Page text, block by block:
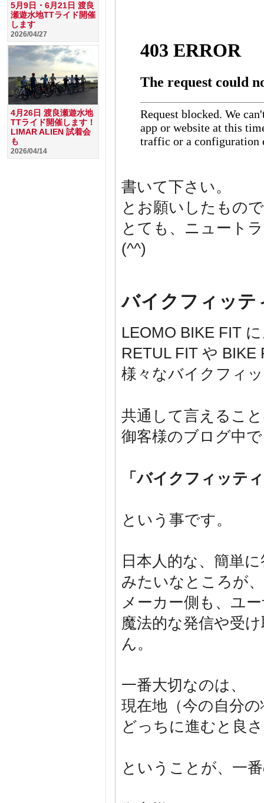
書いて下さい。
とお願いしたもの
とても、ニュート
(^^)
バイクフィッ
LEOMO BIKE FIT
RETUL FIT や
様々なバイクフィ
共通して言えるこ
御客様のブログ中
「バイクフィッテ
という事です。
日本人的な、簡単
みたいなところが、
メーカー側も、ユ
魔法的な発信や受
ん。
一番大切なのは、
現在地（今の自分
どっちに進むと良
ということが、一
5月9日・6月21日 渡良
瀬遊水地TTライド開催
します
2026/04/27
4月26日 渡良瀬遊水地
TTライド開催します！
LIMAR ALIEN 試着会
も
2026/04/14